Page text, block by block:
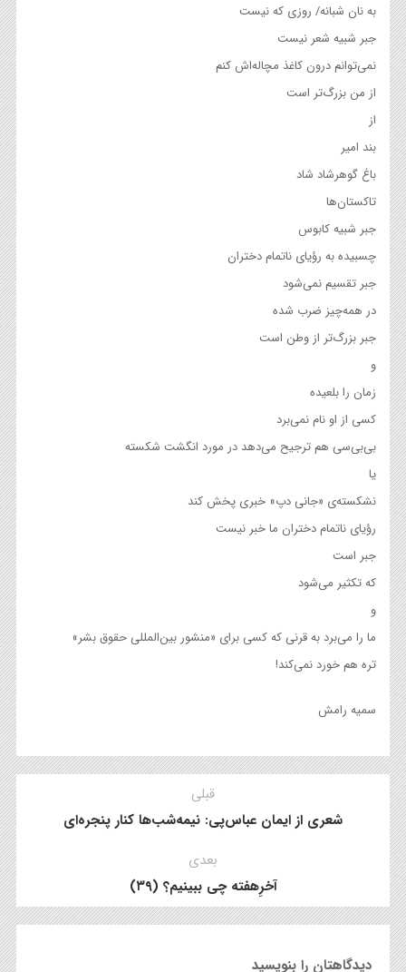
به نان شبانه/ روزی كه نيست
جبر شبيه شعر نيست
نمی‌توانم درون كاغذ مچاله‌اش كنم
از من بزرگ‌تر است
از
بند امير
باغ گوهرشاد شاد
تاکستان‌ها
جبر شبیه کابوس
چسبیده به رؤیای ناتمام دختران
جبر تقسیم نمی‌شود
در همه‌چیز ضرب شده
جبر بزرگ‌تر از وطن است
و
زمان را بلعیده
کسی از او‌ نام نمی‌برد
بی‌بی‌سی هم ترجیح می‌دهد در مورد انگشت شکسته
یا
نشکسته‌ی «جانی دپ» خبری پخش کند
رؤیای ناتمام دختران ما خبر نیست
جبر است
که تکثیر می‌شود
‌و
ما را می‌برد به قرنی که كسی برای «منشور بین‌المللی حقوق بشر»
تره هم خورد نمی‌کند!
سمیه رامش
قبلی
شعری از ایمان عباس‌پی: نیمه‌شب‌ها کنار پنجره‌ای
بعدی
آخرِهفته چی ببینیم؟ (۳۹)
دیدگاهتان را بنویسید